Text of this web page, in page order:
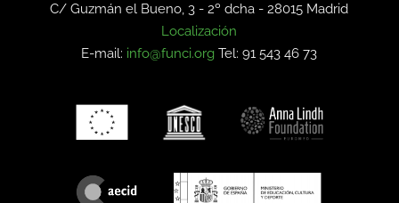
C/ Guzmán el Bueno, 3 - 2º dcha -28015 Madrid
Localización
E-mail: info@funci.org Tel: 91 543 46 73